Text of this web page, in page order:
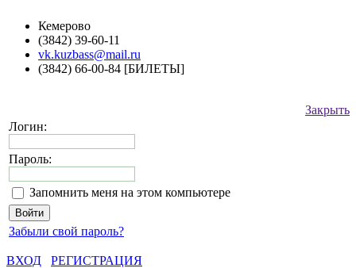
Кемерово
(3842) 39-60-11
vk.kuzbass@mail.ru
(3842) 66-00-84 [БИЛЕТЫ]
Закрыть
Логин:
Пароль:
Запомнить меня на этом компьютере
Забыли свой пароль?
ВХОД
РЕГИСТРАЦИЯ